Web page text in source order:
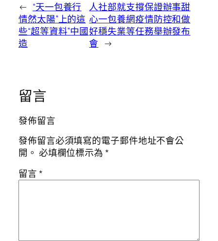
← “天一包養行
情然太陽”上的這
些“超等資料”中國
造
人社部就支撐保證辦事甜
心一包養網疫情防控和做
好穩失業等任務舉辦發布
會 →
留言
發佈留言
發佈留言必須填寫的電子郵件地址不會公
開。 必填欄位標示為*
留言*